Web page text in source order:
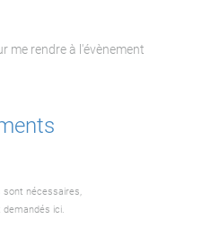
me rendre à l'évènement
nécessaires,
demandés ici.